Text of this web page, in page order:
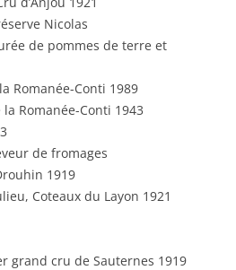
Nicolas
de pommes de terre et
Romanée-Conti 1989
Romanée-Conti 1943
de fromages
1919
Coteaux du Layon 1921
grand cru de Sauternes 1919